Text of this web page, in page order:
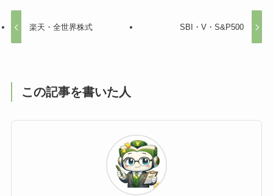
楽天・全世界株式 SBI・V・S&P500
この記事を書いた人